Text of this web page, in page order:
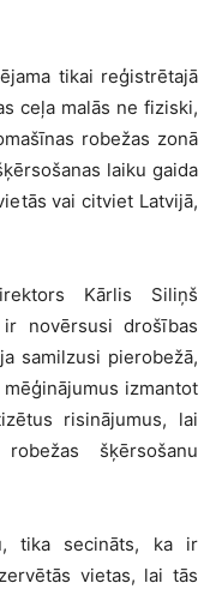
tikai reģistrētajā
ceļa malās ne fiziski,
robežas zonā
laiku gaida
vai citviet Latvijā,
Kārlis Siliņš
novērsusi drošības
samilzusi pierobežā,
izmantot
risinājumus, lai
šķērsošanu
tika secināts, ka ir
vietas, lai tās